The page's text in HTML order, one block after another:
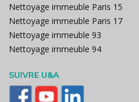
Nettoyage immeuble Paris 15
Nettoyage immeuble Paris 17
Nettoyage immeuble 93
Nettoyage immeuble 94
SUIVRE U&A